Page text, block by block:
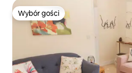
Wybór gości
Wybór gości